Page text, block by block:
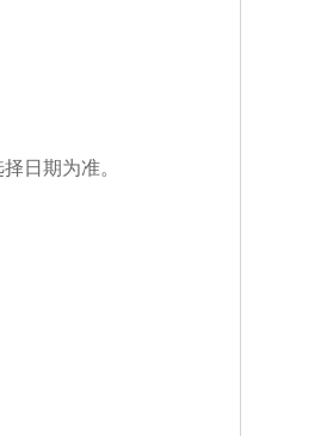
日期为准。